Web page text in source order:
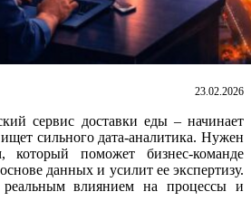
23.02.2026
сервис доставки еды – начинает
сильного дата-аналитика. Нужен
который поможет бизнес-команде
данных и усилит ее экспертизу.
влиянием на процессы и